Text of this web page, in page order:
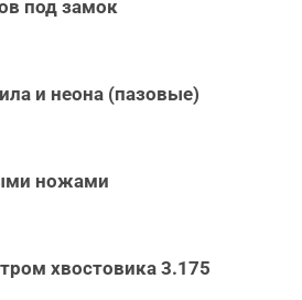
под замок
и неона (пазовые)
ножами
хвостовика 3.175